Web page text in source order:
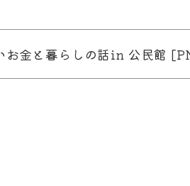
お金と暮らしの話in 公民館